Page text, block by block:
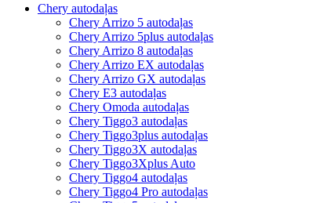
Chery autodaļas
Chery Arrizo 5 autodaļas
Chery Arrizo 5plus autodaļas
Chery Arrizo 8 autodaļas
Chery Arrizo EX autodaļas
Chery Arrizo GX autodaļas
Chery E3 autodaļas
Chery Omoda autodaļas
Chery Tiggo3 autodaļas
Chery Tiggo3plus autodaļas
Chery Tiggo3X autodaļas
Chery Tiggo3Xplus Auto
Chery Tiggo4 autodaļas
Chery Tiggo4 Pro autodaļas